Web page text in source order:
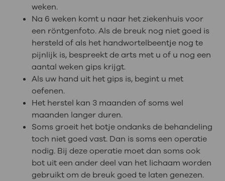
weken.
Na 6 weken komt u naar het ziekenhuis voor
een röntgenfoto. Als de breuk nog niet goed is
hersteld of als het handwortelbeentje nog te
pijnlijk is, bespreekt de arts met u of u nog een
aantal weken gips krijgt.
Als uw hand uit het gips is, begint u met
oefenen.
Het herstel kan 3 maanden of soms wel
maanden langer duren.
Soms groeit het botje ondanks de behandeling
toch niet goed vast. Dan is soms een operatie
nodig. Bij deze operatie moet dan soms ook
bot uit een ander deel van het lichaam worden
gebruikt om de breuk goed te laten genezen.